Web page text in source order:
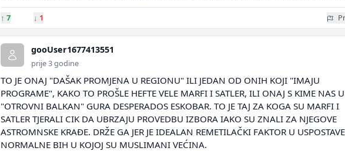
↑ 7 ↓ 1
gooUser1677413551
prije 3 godine
TO JE ONAJ "DAŠAK PROMJENA U REGIONU" ILI JEDAN OD ONIH KOJI "IMAJU
PROGRAME", KAKO TO PROŠLE HEFTE VELE MARFI I SATLER, ILI ONAJ S KIME NAS U
"OTROVNI BALKAN" GURA DESPERADOS ESKOBAR. TO JE TAJ ZA KOGA SU MARFI I
SATLER TJERALI CIK DA UBRZAJU PROVEDBU IZBORA IAKO SU ZNALI ZA NJEGOVE
ASTROMNSKE KRAĐE. DRŽE GA JER JE IDEALAN REMETILAČKI FAKTOR U USPOSTAVE
NORMALNE BIH U KOJOJ SU MUSLIMANI VEĆINA.